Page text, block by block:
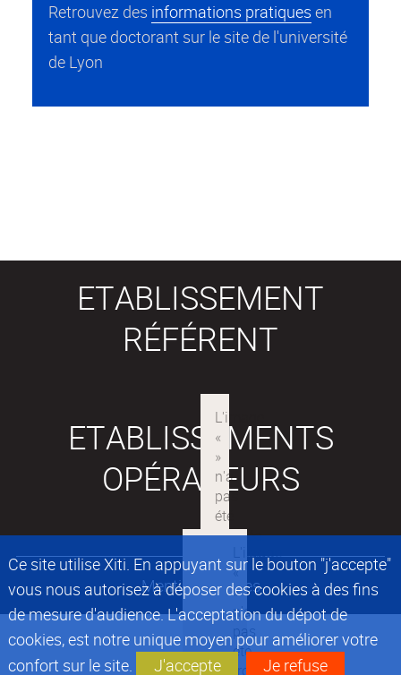
Ce site utilise Xiti. En appuyant sur le bouton "j'accepte"
vous nous autorisez à déposer des cookies à des fins
de mesure d'audience. L'acceptation du dépot de
cookies, est notre unique moyen pour améliorer votre
confort sur le site.
J'accepte Je refuse
Retrouvez des informations pratiques en
tant que doctorant sur le site de l'université
de Lyon
ETABLISSEMENT
RÉFÉRENT
ETABLISSEMENTS
OPÉRATEURS
Mentions légales